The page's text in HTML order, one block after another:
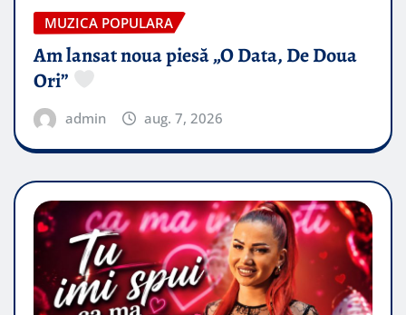
MUZICA POPULARA
Am lansat noua piesă „O Data, De Doua
Ori”
admin aug. 7, 2026